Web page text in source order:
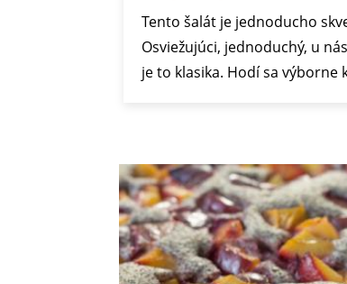
Tento šalát je jednoducho
Osviežujúci, jednoduchý, u
je to klasika. Hodí sa výborne